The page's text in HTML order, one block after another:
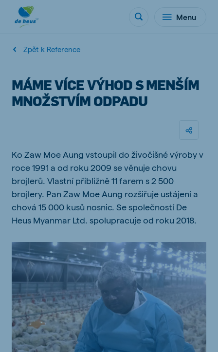
Menu
Zpět k Reference
MÁME VÍCE VÝHOD S MENŠÍM
MNOŽSTVÍM ODPADU
Ko Zaw Moe Aung vstoupil do živočišné výroby v
roce 1991 a od roku 2009 se věnuje chovu
brojlerů. Vlastní přibližně 11 farem s 2 500
brojlery. Pan Zaw Moe Aung rozšiřuje ustájení a
chová 15 000 kusů nosnic. Se společností De
Heus Myanmar Ltd. spolupracuje od roku 2018.